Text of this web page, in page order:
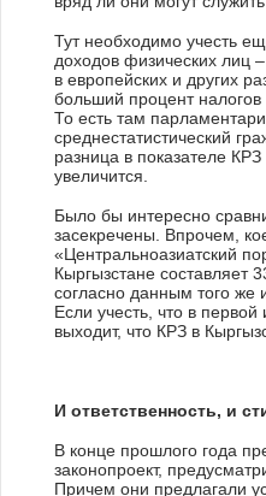
Тут необходимо учесть
доходов физических лиц
в европейских и других
больший процент
То есть там
среднестатистический
разница в показателе
увеличится.
Было бы интересно
засекречены. Впрочем,
«Центральноазиатский
Кыргызстане составляет
согласно данным того же
Если учесть, что в
выходит, что КРЗ в
И ответственность, и
В конце прошлого года
законопроект,
Причем они предлагали